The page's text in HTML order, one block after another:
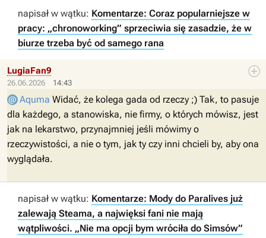
napisał w wątku: Komentarze: Coraz popularniejsze w
pracy: „chronoworking” sprzeciwia się zasadzie, że w
biurze trzeba być od samego rana
26.06.2026 14:43
LugiaFan9
Aquma Widać, że kolega gada od rzeczy ;) Tak, to pasuje
dla każdego, a stanowiska, nie firmy, o których mówisz, jest
jak na lekarstwo, przynajmniej jeśli mówimy o
rzeczywistości, a nie o tym, jak ty czy inni chcieli by, aby ona
wyglądała.
napisał w wątku: Komentarze: Mody do Paralives już
zalewają Steama, a najwięksi fani nie mają
wątpliwości. „Nie ma opcji bym wróciła do Simsów”